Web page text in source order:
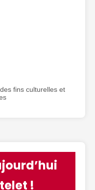
fins culturelles et
!